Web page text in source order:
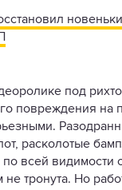
под
повреждения на
расколотые
всей видимости
тронута. Но